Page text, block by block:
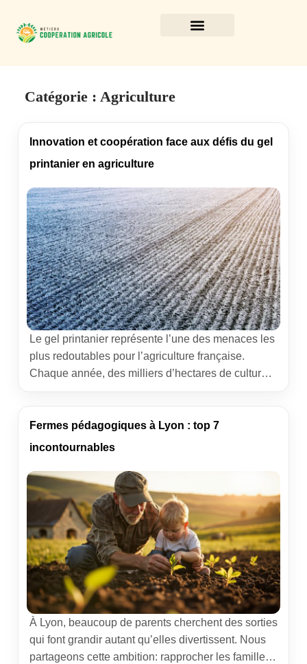
Catégorie : Agriculture
Innovation et coopération face aux défis du gel
printanier en agriculture
Le gel printanier représente l’une des menaces les
plus redoutables pour l’agriculture française.
Chaque année, des milliers d’hectares de cultures
problématique, exacerbée par le changement
climatique qui tend à avancer les cycles de
gelées tardives, pousse le secteur […]
Fermes pédagogiques à Lyon : top 7
incontournables
À Lyon, beaucoup de parents cherchent des sorties
qui font grandir autant qu’elles divertissent. Nous
partageons cette ambition: rapprocher les familles